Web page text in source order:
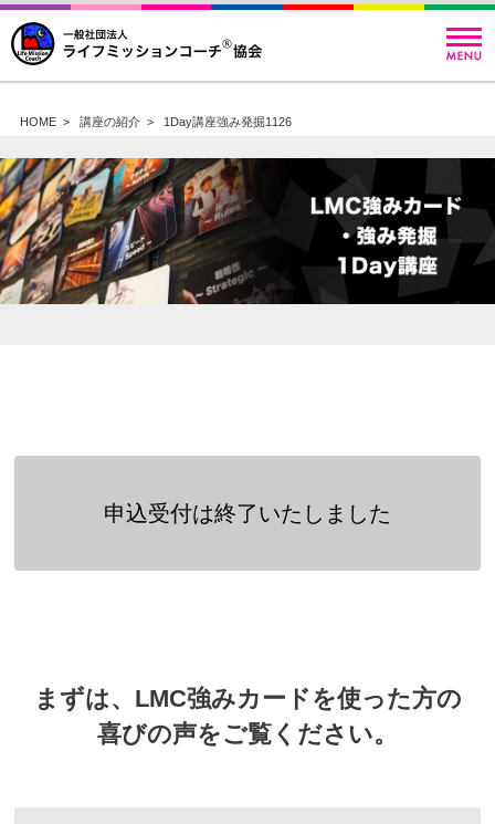
HOME> 講座の紹介> 1Day講座強み発掘1126
申込受付は終了いたしました
まずは、LMC強みカードを使った方の
喜びの声をご覧ください。